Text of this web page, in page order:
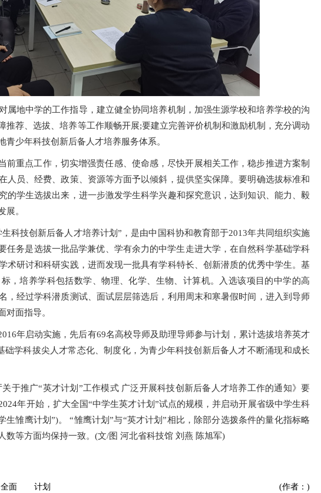
属地中学的工作指导，建立健全协同培养机制，加强生源学校和培养学校的沟
推荐、选拔、培养等工作顺畅开展;要建立完善评价机制和激励机制，充分调动
少年科技创新后备人才培养服务体系。
前重点工作，切实增强责任感、使命感，尽快开展相关工作，稳步推进方案制
人员、经费、政策、资源等方面予以倾斜，提供坚实保障。要明确选拔标准和
的学生选拔出来，进一步激发学生科学兴趣和探究意识，达到知识、能力、毅
展。
科技创新后备人才培养计划”，是由中国科协和教育部于2013年共同组织实施
任务是选拔一批品学兼优、学有余力的中学生走进大学，在自然科学基础学科
术研讨和科研实践，进而发现一批具有学科特长、创新潜质的优秀中学生。基
，培养学科包括数学、物理、化学、生物、计算机。入选该项目的中学的高
，经过学科潜质测试、面试层层筛选后，利用周末和寒暑假时间，进入到导师
对面指导。
年启动实施，先后有69名高校导师及助理导师参与计划，累计选拔培养英才
学科拔尖人才常态化、制度化，为青少年科技创新后备人才不断涌现和成长
于推广“英才计划”工作模式 广泛开展科技创新后备人才培养工作的通知》要
年开始，扩大全国“中学生英才计划”试点的规模，并启动开展省级中学生科
雏鹰计划”)。 “雏鹰计划”与“英才计划”相比，除部分选拨条件的量化指标略
数等方面均保持一致。(文/图 河北省科技馆 刘燕 陈旭军)
全面 计划 (作者：)